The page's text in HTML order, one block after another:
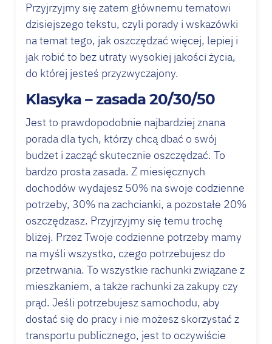
Przyjrzyjmy się zatem głównemu tematowi
dzisiejszego tekstu, czyli porady i wskazówki
na temat tego, jak oszczędzać więcej, lepiej i
jak robić to bez utraty wysokiej jakości życia,
do której jesteś przyzwyczajony.
Klasyka – zasada 20/30/50
Jest to prawdopodobnie najbardziej znana
porada dla tych, którzy chcą dbać o swój
budżet i zacząć skutecznie oszczędzać. To
bardzo prosta zasada. Z miesięcznych
dochodów wydajesz 50% na swoje codzienne
potrzeby, 30% na zachcianki, a pozostałe 20%
oszczędzasz. Przyjrzyjmy się temu trochę
bliżej. Przez Twoje codzienne potrzeby mamy
na myśli wszystko, czego potrzebujesz do
przetrwania. To wszystkie rachunki związane z
mieszkaniem, a także rachunki za zakupy czy
prąd. Jeśli potrzebujesz samochodu, aby
dostać się do pracy i nie możesz skorzystać z
transportu publicznego, jest to oczywiście